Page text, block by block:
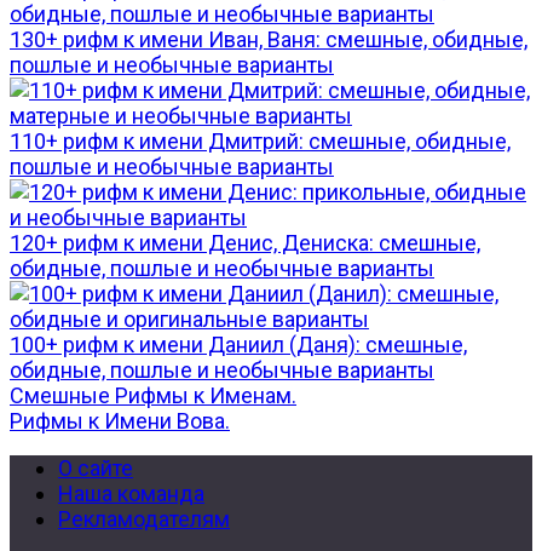
130+ рифм к имени Иван, Ваня: смешные, обидные,
пошлые и необычные варианты
110+ рифм к имени Дмитрий: смешные, обидные,
пошлые и необычные варианты
120+ рифм к имени Денис, Дениска: смешные,
обидные, пошлые и необычные варианты
100+ рифм к имени Даниил (Даня): смешные,
обидные, пошлые и необычные варианты
Смешные Рифмы к Именам.
Рифмы к Имени Вова.
О сайте
Наша команда
Рекламодателям